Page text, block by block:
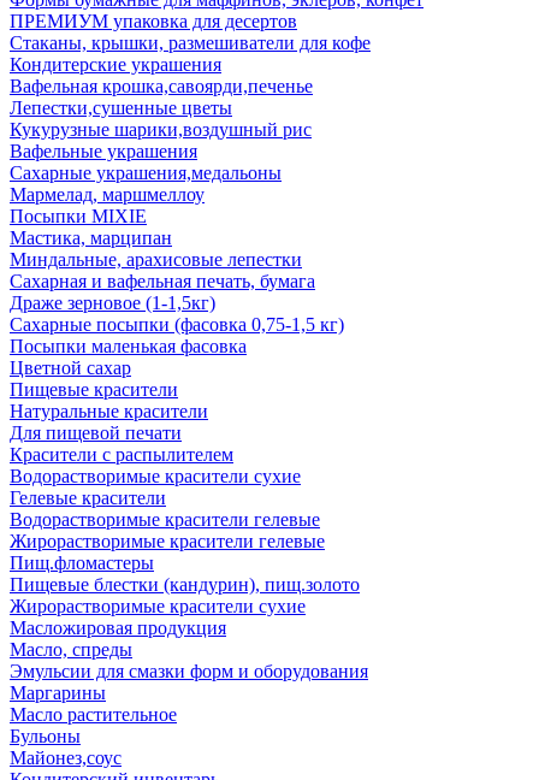
ПРЕМИУМ упаковка для десертов
Стаканы, крышки, размешиватели для кофе
Кондитерские украшения
Вафельная крошка,савоярди,печенье
Лепестки,сушенные цветы
Кукурузные шарики,воздушный рис
Вафельные украшения
Сахарные украшения,медальоны
Мармелад, маршмеллоу
Посыпки MIXIE
Мастика, марципан
Миндальные, арахисовые лепестки
Сахарная и вафельная печать, бумага
Драже зерновое (1-1,5кг)
Сахарные посыпки (фасовка 0,75-1,5 кг)
Посыпки маленькая фасовка
Цветной сахар
Пищевые красители
Натуральные красители
Для пищевой печати
Красители с распылителем
Водорастворимые красители сухие
Гелевые красители
Водорастворимые красители гелевые
Жирорастворимые красители гелевые
Пищ.фломастеры
Пищевые блестки (кандурин), пищ.золото
Жирорастворимые красители сухие
Масложировая продукция
Масло, спреды
Эмульсии для смазки форм и оборудования
Маргарины
Масло растительное
Бульоны
Майонез,соус